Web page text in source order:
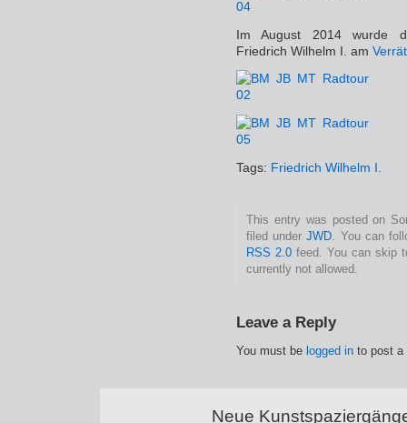
Im August 2014 wurde
Friedrich Wilhelm I. am
Tags: Friedrich Wilhelm I.
This entry was posted on
filed underJWD . You can
RSS 2.0feed. You can skip
currently not allowed.
Leave a Reply
You must be logged in to post a
Neue